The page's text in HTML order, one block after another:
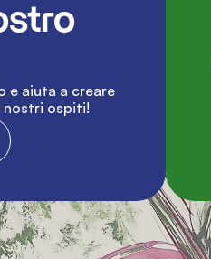
e aiuta a creare
nostri ospiti!